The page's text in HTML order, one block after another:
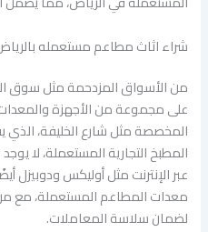
شراء اثاث مطاعم مستعمله
من الأسواق المزدحمة مثل سوق
على مجموعة من الأجهزة
المخصصة مثل شارع الخليفة،
المطبخ التجارية المستعملة، لا
عبر الإنترنت مثل أوليكس ودوبيزل
معدات المطاعم المستعملة، مع
لضمان سلاسة المعاملات.